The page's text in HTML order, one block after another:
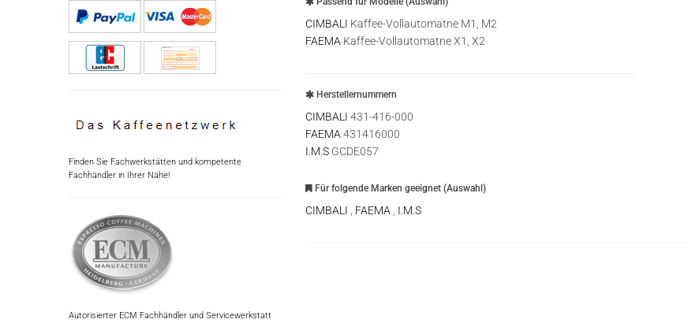
Finden Sie Fachwerkstätten und kompetente
Fachhändler in Ihrer Nähe!
Autorisierter ECM Fachhändler und Servicewerkstatt
CIMBALI Kaffee-Vollautomatne M1, M2
FAEMA Kaffee-Vollautomatne X1, X2
Herstellernummern
CIMBALI 431-416-000
FAEMA 431416000
I.M.S GCDE057
Für folgende Marken geeignet (Auswahl)
CIMBALI FAEMA I.M.S